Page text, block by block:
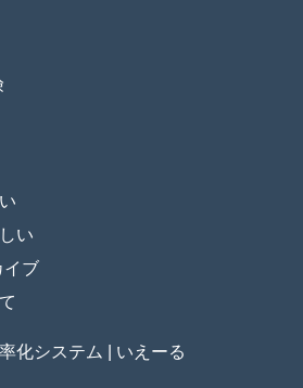
い
イブ
化システム | いえーる